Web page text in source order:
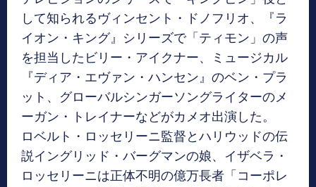
して知られるヴィンセント・ドノフリオ、『ラ
イオン・キング』シリーズで「ティモン」の声
を担当したビリー・アイクナー、ミュージカル
『ディア・エヴァン・ハンセン』のベン・プラ
ット、グローバルシンガーソングライターのメ
ーガン・トレイナーなどがカメオ出演した。
ロベルト・ロッセリーニ監督とハリウッドの伝
説イングリッド・バーグマンの娘、イザベラ・
ロッセリーニは正体不明の億万長者「コーポレ